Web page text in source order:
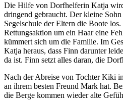
Die Hilfe von Dorfhelferin Katja
dringend gebraucht. Der kleine
Segelschule der Eltern die Boote
Rettungsaktion um ein Haar eine
kümmert sich um die Familie. Im
Katja heraus, dass Finn darunter
da ist. Finn setzt alles daran, die
Nach der Abreise von Tochter Kiki
an ihrem besten Freund Mark hat.
die Berge kommen wieder alte